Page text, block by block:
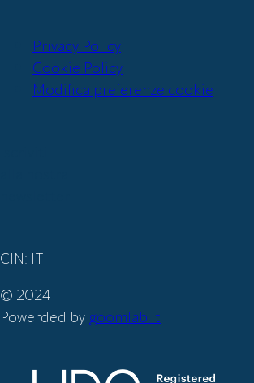
Privacy Policy
Cookie Policy
Modifica preferenze cookie
CIN: IT
© 2024
Powerded by goomlab.it